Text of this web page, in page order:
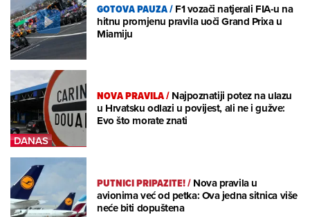
GOTOVA PAUZA/F1 vozači natjerali FIA-u na
hitnu promjenu pravila uoči Grand Prixa u
Miamiju
NOVA PRAVILA/Najpoznatiji potez na ulazu
u Hrvatsku odlazi u povijest, ali ne i gužve:
Evo što morate znati
PUTNICI PRIPAZITE!/Nova pravila u
avionima već od petka: Ova jedna sitnica više
neće biti dopuštena